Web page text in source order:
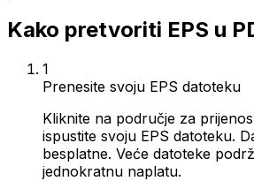
Kako pretvoriti EPS u
1
Prenesite svoju EPS datoteku
Kliknite na područje za
ispustite svoju EPS datoteku.
besplatne. Veće datoteke
jednokratnu naplatu.